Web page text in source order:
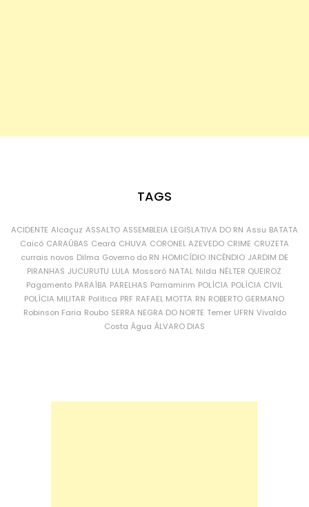
TAGS
ACIDENTE Alcaçuz ASSALTO ASSEMBLEIA LEGISLATIVA DO RN Assu BATATA
Caicó CARAÚBAS Ceará CHUVA CORONEL AZEVEDO CRIME CRUZETA
currais novos Dilma Governo do RN HOMICÍDIO INCÊNDIO JARDIM DE
PIRANHAS JUCURUTU LULA Mossoró NATAL Nilda NÉLTER QUEIROZ
Pagamento PARAÍBA PARELHAS Parnamirim POLÍCIA POLÍCIA CIVIL
POLÍCIA MILITAR Política PRF RAFAEL MOTTA RN ROBERTO GERMANO
Robinson Faria Roubo SERRA NEGRA DO NORTE Temer UFRN Vivaldo
Costa Água ÁLVARO DIAS